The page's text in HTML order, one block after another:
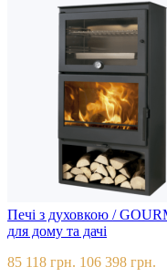
Печі з духовкою /
для дому та дачі
85 118 грн. 106 398 грн.